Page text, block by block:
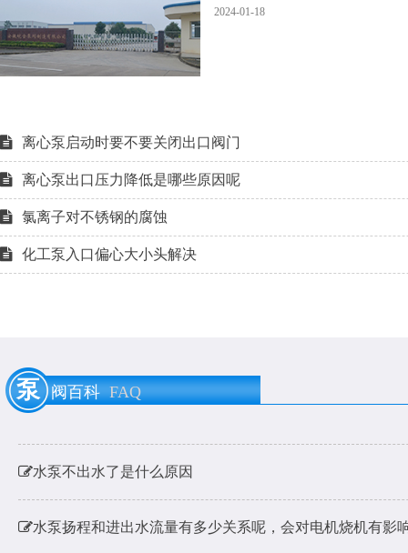
2024-01-18
离心泵启动时要不要关闭出口阀门
离心泵出口压力降低是哪些原因呢
氯离子对不锈钢的腐蚀
化工泵入口偏心大小头解决
泵 阀百科 FAQ
耐酸碱泵耐硫酸腐蚀材料的选用